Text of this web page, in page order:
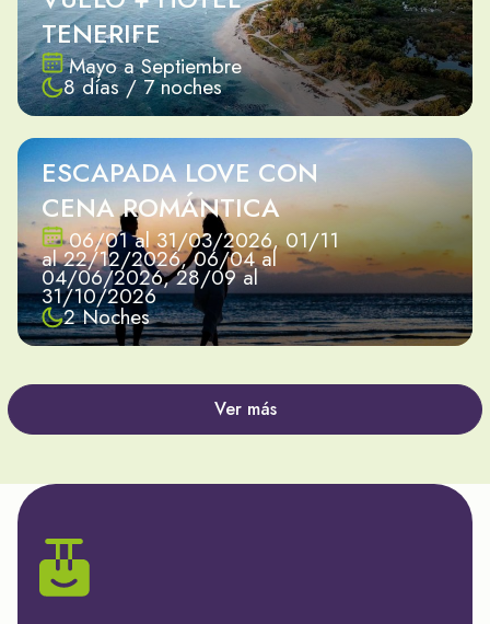
TENERIFE
Mayo a Septiembre
8 días / 7 noches
ESCAPADA LOVE CON
CENA ROMÁNTICA
06/01 al 31/03/2026, 01/11
al 22/12/2026, 06/04 al
04/06/2026, 28/09 al
31/10/2026
2 Noches
Ver más